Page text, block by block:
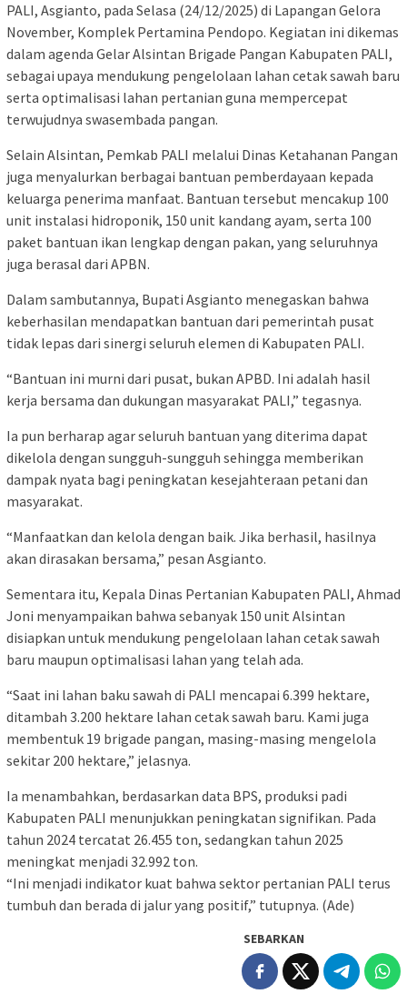
PALI, Asgianto, pada Selasa (24/12/2025) di Lapangan Gelora
November, Komplek Pertamina Pendopo. Kegiatan ini dikemas
dalam agenda Gelar Alsintan Brigade Pangan Kabupaten PALI,
sebagai upaya mendukung pengelolaan lahan cetak sawah baru
serta optimalisasi lahan pertanian guna mempercepat
terwujudnya swasembada pangan.
Selain Alsintan, Pemkab PALI melalui Dinas Ketahanan Pangan
juga menyalurkan berbagai bantuan pemberdayaan kepada
keluarga penerima manfaat. Bantuan tersebut mencakup 100
unit instalasi hidroponik, 150 unit kandang ayam, serta 100
paket bantuan ikan lengkap dengan pakan, yang seluruhnya
juga berasal dari APBN.
Dalam sambutannya, Bupati Asgianto menegaskan bahwa
keberhasilan mendapatkan bantuan dari pemerintah pusat
tidak lepas dari sinergi seluruh elemen di Kabupaten PALI.
“Bantuan ini murni dari pusat, bukan APBD. Ini adalah hasil
kerja bersama dan dukungan masyarakat PALI,” tegasnya.
Ia pun berharap agar seluruh bantuan yang diterima dapat
dikelola dengan sungguh-sungguh sehingga memberikan
dampak nyata bagi peningkatan kesejahteraan petani dan
masyarakat.
“Manfaatkan dan kelola dengan baik. Jika berhasil, hasilnya
akan dirasakan bersama,” pesan Asgianto.
Sementara itu, Kepala Dinas Pertanian Kabupaten PALI, Ahmad
Joni menyampaikan bahwa sebanyak 150 unit Alsintan
disiapkan untuk mendukung pengelolaan lahan cetak sawah
baru maupun optimalisasi lahan yang telah ada.
“Saat ini lahan baku sawah di PALI mencapai 6.399 hektare,
ditambah 3.200 hektare lahan cetak sawah baru. Kami juga
membentuk 19 brigade pangan, masing-masing mengelola
sekitar 200 hektare,” jelasnya.
Ia menambahkan, berdasarkan data BPS, produksi padi
Kabupaten PALI menunjukkan peningkatan signifikan. Pada
tahun 2024 tercatat 26.455 ton, sedangkan tahun 2025
meningkat menjadi 32.992 ton.
“Ini menjadi indikator kuat bahwa sektor pertanian PALI terus
tumbuh dan berada di jalur yang positif,” tutupnya. (Ade)
SEBARKAN